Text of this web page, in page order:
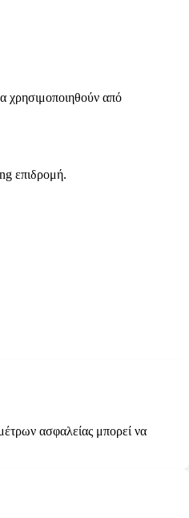
χρησιμοποιηθούν από
επιδρομή.
ασφαλείας μπορεί να